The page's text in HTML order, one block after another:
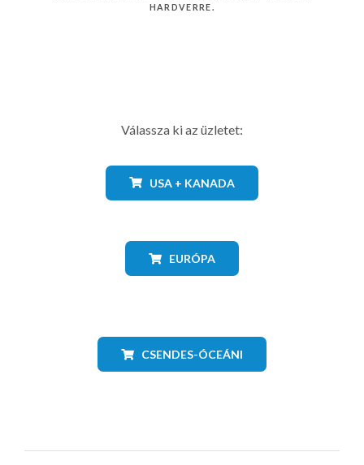
HARDVERRE.
Válassza ki az üzletet:
USA + KANADA
EURÓPA
CSENDES-ÓCEÁNI